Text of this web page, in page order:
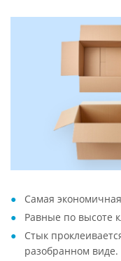
Самая
Равные по высоте
Стык
разобранном виде.